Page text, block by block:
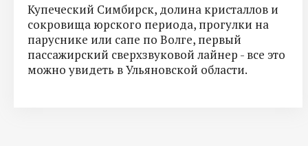
Купеческий Симбирск, долина кристаллов и
сокровища юрского периода, прогулки на
паруснике или сапе по Волге, первый
пассажирский сверхзвуковой лайнер - все это
можно увидеть в Ульяновской области.